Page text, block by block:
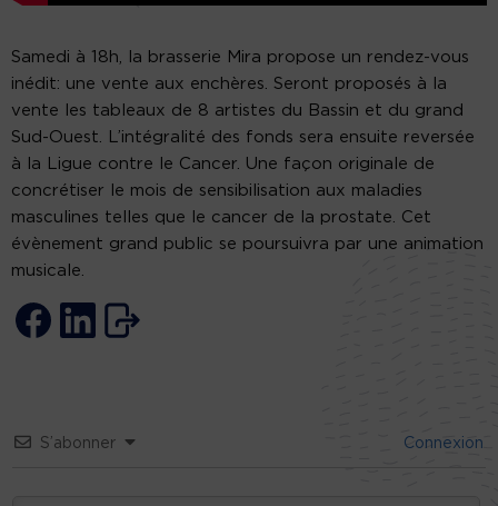
Samedi à 18h, la brasserie Mira propose un rendez-vous
inédit: une vente aux enchères. Seront proposés à la
vente les tableaux de 8 artistes du Bassin et du grand
Sud-Ouest. L’intégralité des fonds sera ensuite reversée
à la Ligue contre le Cancer. Une façon originale de
concrétiser le mois de sensibilisation aux maladies
masculines telles que le cancer de la prostate. Cet
évènement grand public se poursuivra par une animation
musicale.
S’abonner Connexion